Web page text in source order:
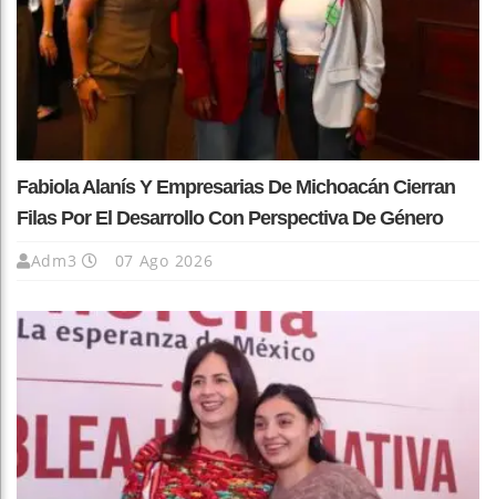
Fabiola Alanís Y Empresarias De Michoacán Cierran
Filas Por El Desarrollo Con Perspectiva De Género
Adm3 07 Ago 2026